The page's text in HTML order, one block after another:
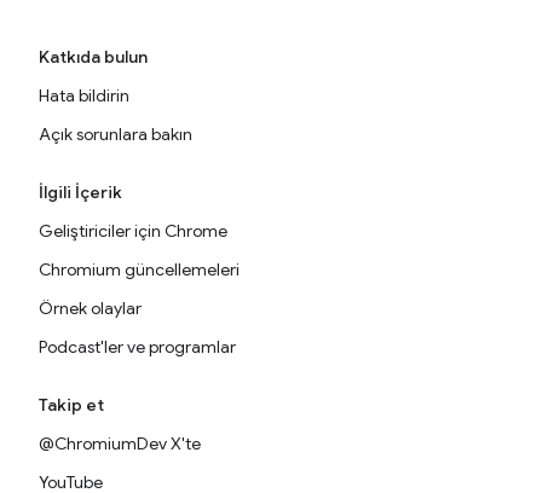
Katkıda bulun
Hata bildirin
Açık sorunlara bakın
İlgili İçerik
Geliştiriciler için Chrome
Chromium güncellemeleri
Örnek olaylar
Podcast'ler ve programlar
Takip et
@ChromiumDev X'te
YouTube